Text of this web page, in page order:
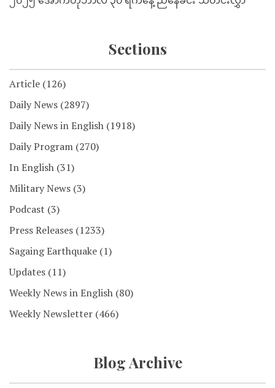
Sections
Article (126)
Daily News (2897)
Daily News in English (1918)
Daily Program (270)
In English (31)
Military News (3)
Podcast (3)
Press Releases (1233)
Sagaing Earthquake (1)
Updates (11)
Weekly News in English (80)
Weekly Newsletter (466)
Blog Archive